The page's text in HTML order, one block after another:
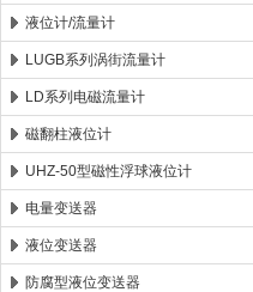
液位计/流量计
LUGB系列涡街流量计
LD系列电磁流量计
磁翻柱液位计
UHZ-50型磁性浮球液位计
电量变送器
液位变送器
防腐型液位变送器